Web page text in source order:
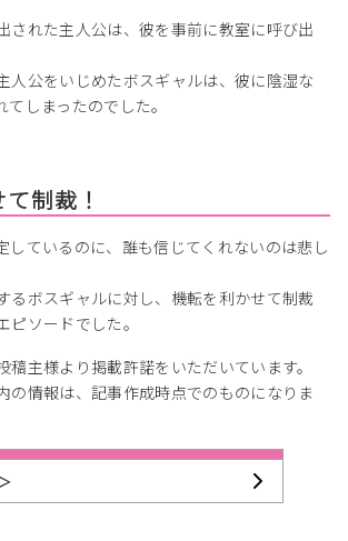
された主人公は、彼を事前に教室に呼び出
人公をいじめたボスギャルは、彼に陰湿な
しまったのでした。
制裁！
しているのに、誰も信じてくれないのは悲し
るボスギャルに対し、機転を利かせて制裁
ピソードでした。
主様より掲載許諾をいただいています。
の情報は、記事作成時点でのものになりま